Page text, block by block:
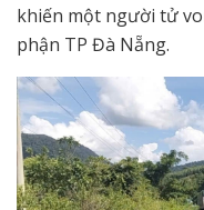
khiến một người tử
phận TP Đà Nẵng.